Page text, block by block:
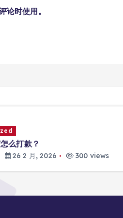
论时使用。
么打款？
26 2 月, 2026 300 views